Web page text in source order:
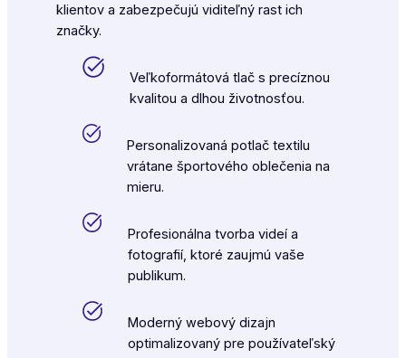
klientov a zabezpečujú viditeľný rast ich
značky.
Veľkoformátová tlač s precíznou
kvalitou a dlhou životnosťou.
Personalizovaná potlač textilu
vrátane športového oblečenia na
mieru.
Profesionálna tvorba videí a
fotografií, ktoré zaujmú vaše
publikum.
Moderný webový dizajn
optimalizovaný pre používateľský